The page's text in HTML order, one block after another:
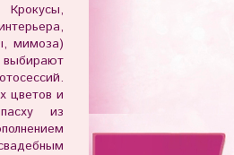
мимоза)
выбирают
цветов и
из